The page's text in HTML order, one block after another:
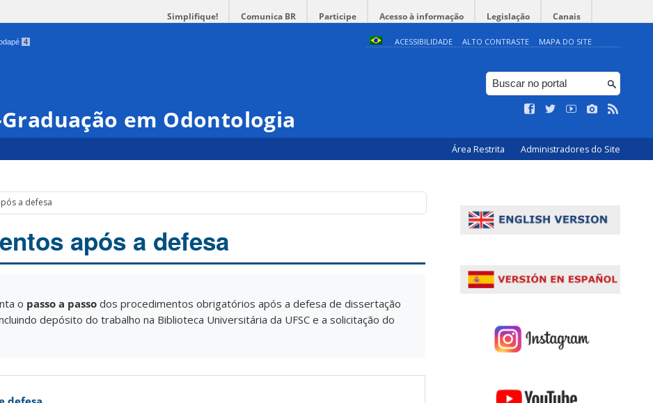
Simplifique! Comunica BR Participe Acesso à informação Legislação Canais
4 ACESSIBILIDADE ALTO CONTRASTE MAPA DO SITE
em Odontologia
Área Restrita Administradores do Site
a defesa
após a defesa
o passo a passo dos procedimentos obrigatórios após a defesa de dissertação
depósito do trabalho na Biblioteca Universitária da UFSC e a solicitação do